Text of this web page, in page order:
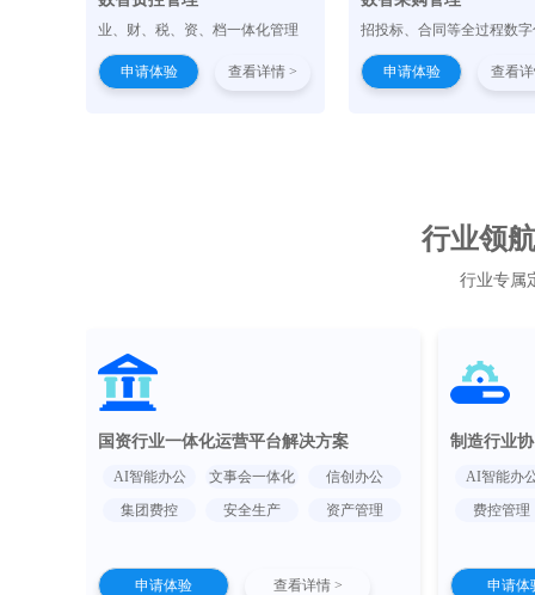
业、财、税、资、档一体化管理
申请体验 查看详情 >
招投标、合同等全过程数
申请体验 查看
行业领
行业专属
国资行业一体化运营平台解决方案
AI智能办公 文事会一体化
信创办公
集团费控
安全生产 资产管理
申请体验 查看详情 >
制造行业
AI智能办
费控管理
申请体